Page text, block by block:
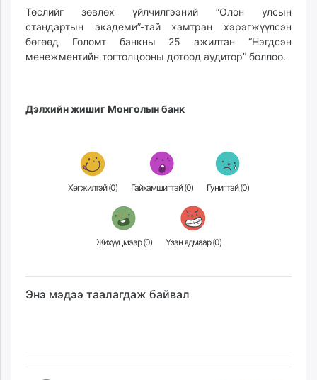
mass.mn
unegui.mn
assa.mn
toim.mn
unread.today
Төслийг зөвлөх үйлчилгээний “Олон улсын
стандартын академи”-тай хамтран хэрэгжүүлсэн
бөгөөд Голомт банкны 25 ажилтан “Нэгдсэн
менежментийн тогтолцооны дотоод аудитор” боллоо.
Дэлхийн жишиг Монголын банк
Хөгжилтэй (0) Гайхамшигтай (0) Гунигтай (0)
Жихүүцмээр (0) Үзэн ядмаар (0)
Энэ мэдээ таалагдаж байвал